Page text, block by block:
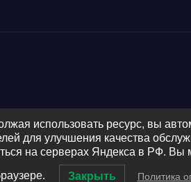
использовать ресурс, вы
для улучшения качества
на серверах Яндекса в РФ. Вы
Закрыть Политика